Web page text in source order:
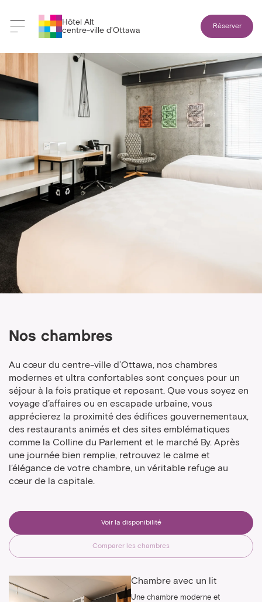
Hôtel Alt
centre-ville d’Ottawa
Réserver
Nos chambres
Au cœur du centre-ville d’Ottawa, nos chambres
modernes et ultra confortables sont conçues pour un
séjour à la fois pratique et reposant. Que vous soyez en
voyage d’affaires ou en escapade urbaine, vous
apprécierez la proximité des édifices gouvernementaux,
des restaurants animés et des sites emblématiques
comme la Colline du Parlement et le marché By. Après
une journée bien remplie, retrouvez le calme et
l’élégance de votre chambre, un véritable refuge au
cœur de la capitale.
Comparer les chambres
Voir la disponibilité
Chambre avec un lit
Une chambre moderne et